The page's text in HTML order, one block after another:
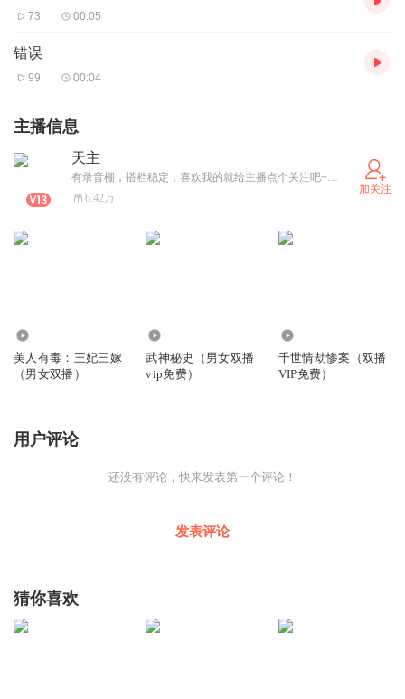
73 00:05
错误
99 00:04
主播信息
天主
有录音棚，搭档稳定，喜欢我的就给主播点个关注吧~~~谢谢小耳朵们的关注！
6.42万
加关注
美人有毒：王妃三嫁
（男女双播）
武神秘史（男女双播
vip免费）
千世情劫惨案（双播
VIP免费）
用户评论
还没有评论，快来发表第一个评论！
发表评论
猜你喜欢